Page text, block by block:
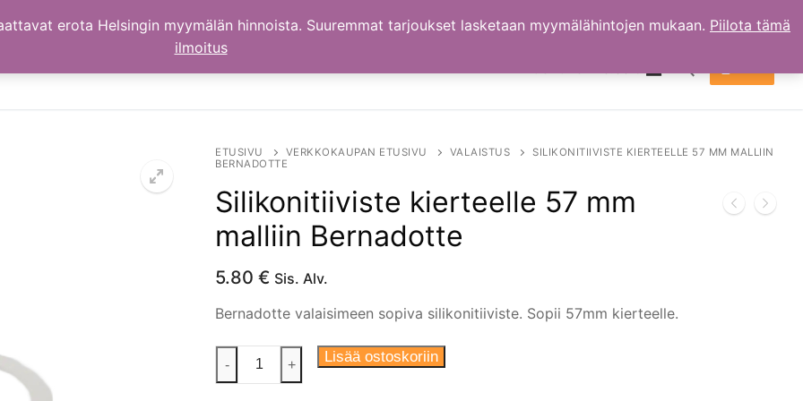
Hae:
ETUSIVU VERKKOKAUPAN ETUSIVU VALAISTUS
SILIKONITIIVISTE KIERTEELLE 57 MM MALLIIN
BERNADOTTE
Silikonitiiviste kierteelle 57 mm
malliin Bernadotte
5.80 € Sis. Alv.
Bernadotte valaisimeen sopiva silikonitiiviste. Sopii 57mm kierteelle.
Silikonitiiviste
kierteelle
- + Lisää ostoskoriin
erota Helsingin myymälän hinnoista. Suuremmat tarjoukset lasketaan myymälähintojen mukaan. Piilota tämä
ilmoitus